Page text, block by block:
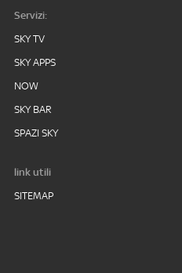
Servizi:
SKY TV
SKY APPS
NOW
SKY BAR
SPAZI SKY
link utili
SITEMAP